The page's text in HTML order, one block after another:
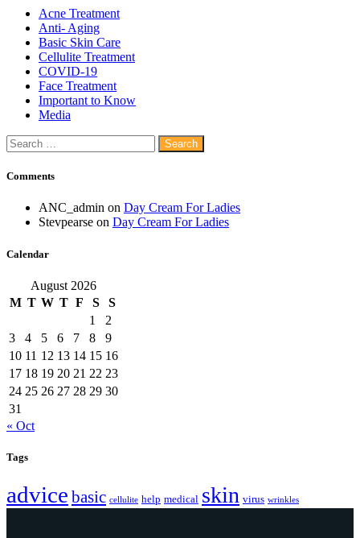
Acne Treatment
Anti- Aging
Basic Skin Care
Cellulite Treatment
COVID-19
Face Treatment
Important to Know
Media
Search
for:
Comments
ANC_admin on Day Cream For Ladies
Stevpearse on Day Cream For Ladies
Calendar
August 2026
M T W T F S
S
1
2
3
4 5 6 7 8
9
10 11 12 13 14 15 16
17 18 19 20 21 22 23
24 25 26 27 28 29 30
31
« Oct
Tags
advice basic cellulite help medical skin virus wrinkles